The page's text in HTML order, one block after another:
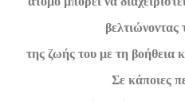
βελτιώνοντας
της ζωής του με τη βοήθεια
Σε κάποιες